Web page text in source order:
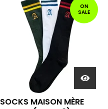
ON
SALE
SOCKS MAISON MÈRE